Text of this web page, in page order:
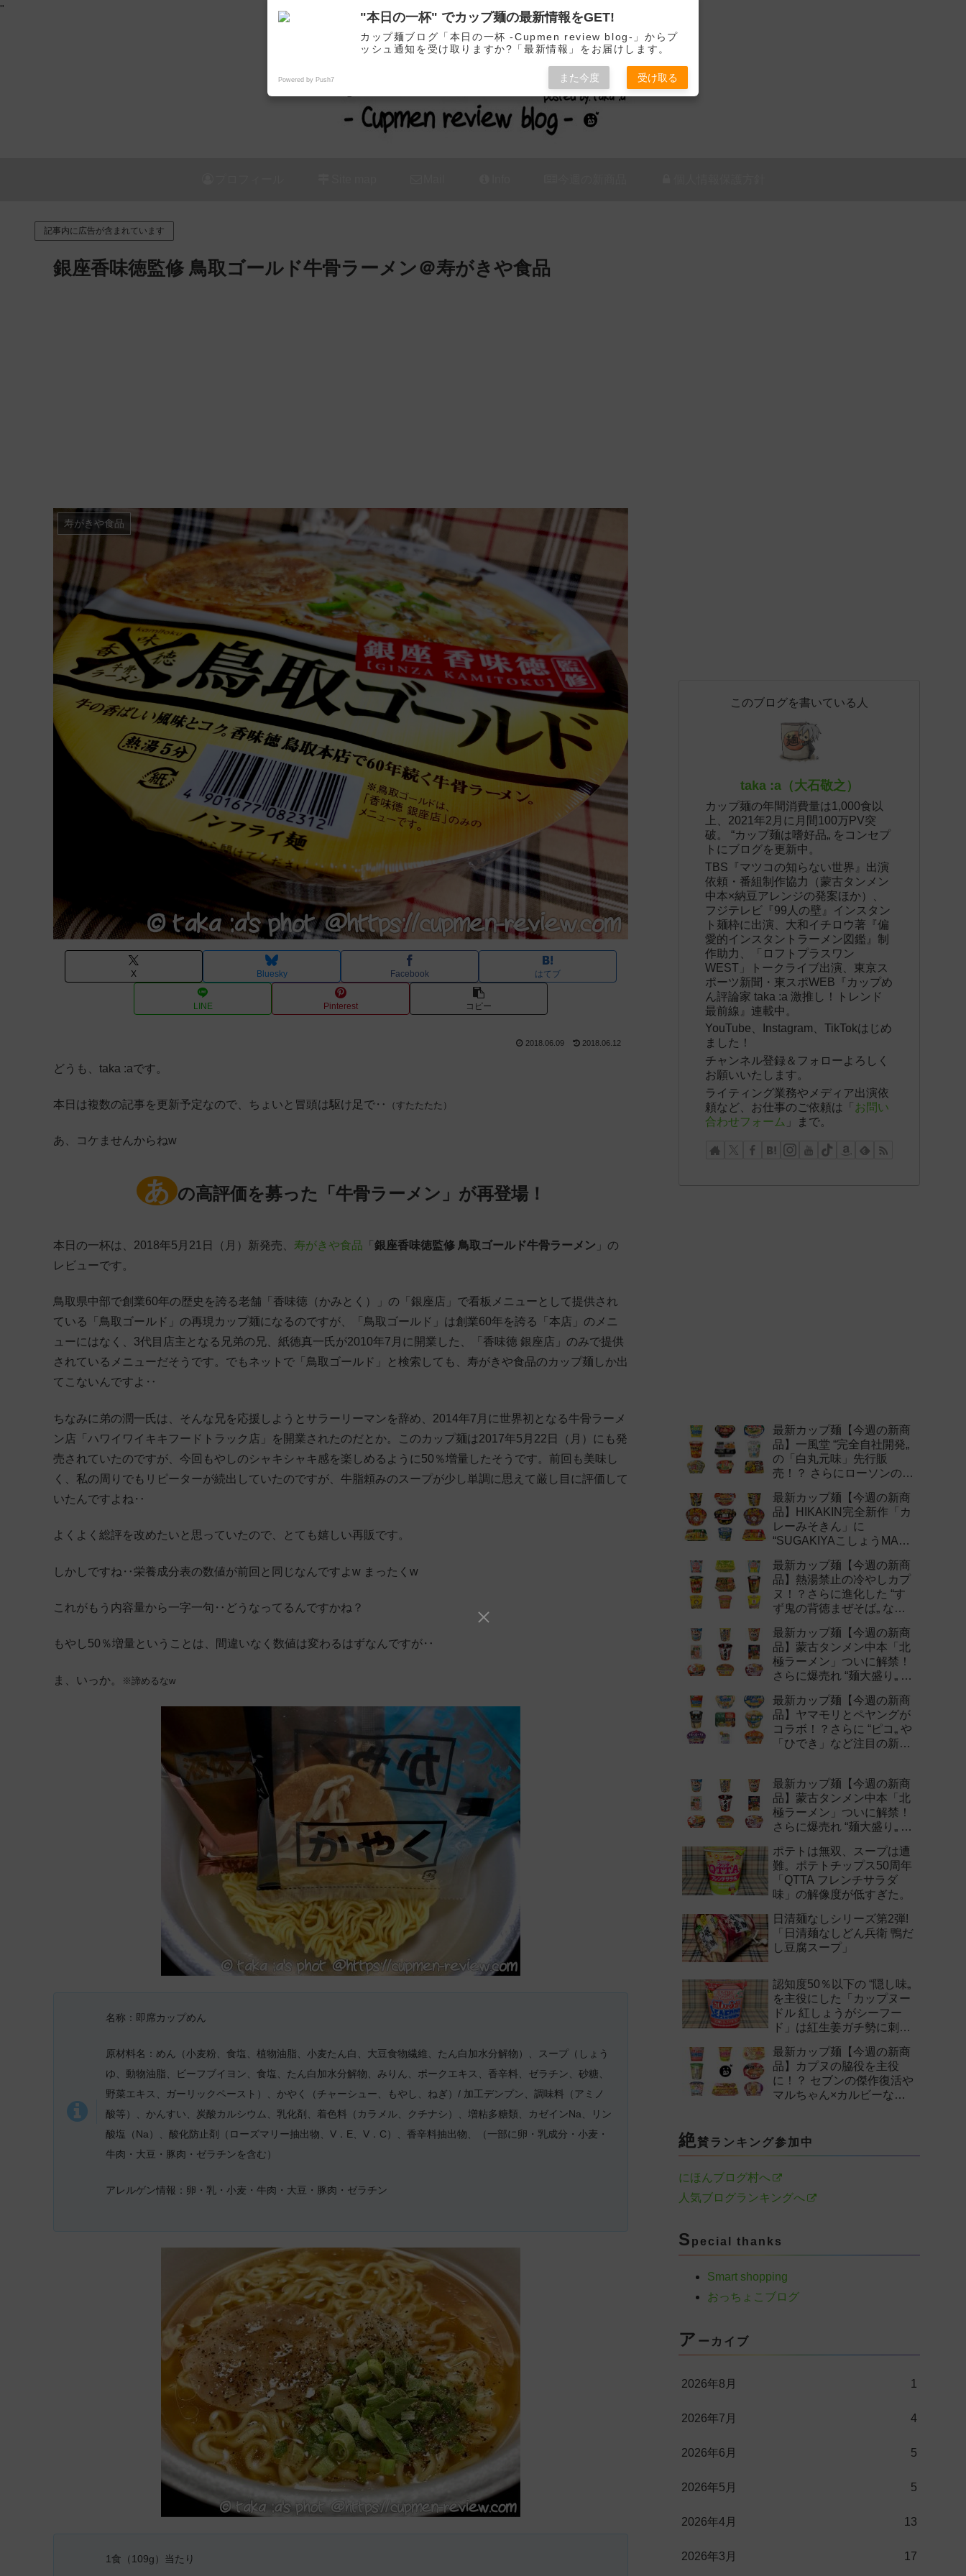
"
カップ麺の新商品をレビュー / アレンジするブログ
記事内に広告が含まれています
銀座香味徳監修 鳥取ゴールド牛骨ラーメン＠寿がきや食品
寿がきや食品
X Bluesky Facebook はてブ
LINE Pinterest コピー
2018.06.09 2018.06.12
どうも、taka :aです。
本日は複数の記事を更新予定なので、ちょいと冒頭は駆け足で‥ （すたたたた）
あ、コケませんからねw
あ の高評価を募った「牛骨ラーメン」が再登場！
本日の一杯は、2018年5月21日（月）新発売、 寿がきや食品 「 銀座香味徳監修 鳥取ゴールド牛骨ラーメン 」の
レビューです。
鳥取県中部で創業60年の歴史を誇る老舗「香味徳（かみとく）」の「銀座店」で看板メニューとして提供され
ている「鳥取ゴールド」の再現カップ麺になるのですが、「鳥取ゴールド」は創業60年を誇る「本店」のメニ
ューにはなく、3代目店主となる兄弟の兄、紙徳真一氏が2010年7月に開業した、「香味徳 銀座店」のみで提供
されているメニューだそうです。でもネットで「鳥取ゴールド」と検索しても、寿がきや食品のカップ麺しか出
てこないんですよ‥
ちなみに弟の潤一氏は、そんな兄を応援しようとサラーリーマンを辞め、2014年7月に世界初となる牛骨ラーメ
ン店「ハワイワイキキフードトラック店」を開業されたのだとか。このカップ麺は2017年5月22日（月）にも発
売されていたのですが、今回もやしのシャキシャキ感を楽しめるように50％増量したそうです。前回も美味し
く、私の周りでもリピーターが続出していたのですが、牛脂頼みのスープが少し単調に思えて厳し目に評価して
いたんですよね‥
よくよく総評を改めたいと思っていたので、とても嬉しい再販です。
しかしですね‥栄養成分表の数値が前回と同じなんですよw まったくw
これがもう内容量から一字一句‥どうなってるんですかね？
もやし50％増量ということは、間違いなく数値は変わるはずなんですが‥
ま、いっか。 ※諦めるなw
名称：即席カップめん
原材料名：めん（小麦粉、食塩、植物油脂、小麦たん白、大豆食物繊維、たん白加水分解物）、スープ（しょう
ゆ、動物油脂、ビーフブイヨン、食塩、たん白加水分解物、みりん、ポークエキス、香辛料、ゼラチン、砂糖、
野菜エキス、ガーリックペースト）、かやく（チャーシュー、もやし、ねぎ）/ 加工デンプン、調味料（アミノ
酸等）、かんすい、炭酸カルシウム、乳化剤、着色料（カラメル、クチナシ）、増粘多糖類、カゼインNa、リン
酸塩（Na）、酸化防止剤（ローズマリー抽出物、V．E、V．C）、香辛料抽出物、（一部に卵・乳成分・小麦・
牛肉・大豆・豚肉・ゼラチンを含む）
アレルゲン情報：卵・乳・小麦・牛肉・大豆・豚肉・ゼラチン
1食（109g）当たり
このブログを書いている人
taka :a（大石敬之）
カップ麺の年間消費量は1,000食以
上、2021年2月に月間100万PV突
破。 “カップ麺は嗜好品„ をコンセプ
トにブログを更新中。
TBS『マツコの知らない世界』出演
依頼・番組制作協力（蒙古タンメン
中本×納豆アレンジの発案ほか）、
フジテレビ『99人の壁』インスタン
ト麺枠に出演、大和イチロウ著『偏
愛的インスタントラーメン図鑑』制
作助力、「ロフトプラスワン
WEST」トークライブ出演、東京ス
ポーツ新聞・東スポWEB『カップめ
ん評論家 taka :a 激推し！トレンド
最前線』連載中。
YouTube、Instagram、TikTokはじめ
ました！
チャンネル登録＆フォローよろしく
お願いいたします。
ライティング業務やメディア出演依
頼など、お仕事のご依頼は「 お問い
合わせフォーム 」まで。
最新カップ麺【今週の新商
品】一風堂 “完全自社開発„
の「白丸元味」先行販
売！？ さらにローソンの激
新作まとめ！
最新カップ麺【今週の新商
品】HIKAKIN完全新作「カ
レーみそきん」に
“SUGAKIYAこしょうMAX„
最新カップ麺【今週の新商
品】熱湯禁止の冷やしカプ
ヌ！？さらに進化した “す
ず鬼の背徳まぜそば„ など
最新カップ麺【今週の新商
品】蒙古タンメン中本「北
極ラーメン」ついに解禁！
さらに爆売れ “麺大盛り„ シ
作まとめ！
最新カップ麺【今週の新商
品】ヤマモリとペヤングが
コラボ！？さらに “ピコ„ や
「ひでき」など注目の新作
最新カップ麺【今週の新商
品】蒙古タンメン中本「北
極ラーメン」ついに解禁！
さらに爆売れ “麺大盛り„ シ
作まとめ！
ポテトは無双、スープは遭
難。ポテトチップス50周年
「QTTA フレンチサラダ
味」の解像度が低すぎた。
日清麺なしシリーズ第2弾!
「日清麺なしどん兵衛 鴨だ
し豆腐スープ」
認知度50％以下の “隠し味„
を主役にした「カップヌー
ドル 紅しょうがシーフー
ド」は紅生姜ガチ勢に刺さ
最新カップ麺【今週の新商
品】カプヌの脇役を主役
に！？ セブンの傑作復活や
マルちゃん×カルビーなど
絶賛ランキング参加中
にほんブログ村へ
人気ブログランキングへ
S pecial thanks
Smart shopping
おっちょこブログ
ア ーカイブ
2026年8月 1
2026年7月 4
2026年6月 5
2026年5月 5
2026年4月 13
2026年3月 17
"本日の一杯" でカップ麺の最新情報をGET!
カップ麺ブログ「本日の一杯 -Cupmen review blog-」からプ
ッシュ通知を受け取りますか?「最新情報」をお届けします。
Powered by Push7 また今度 受け取る